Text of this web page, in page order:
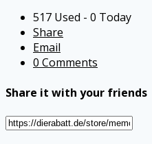
517 Used - 0 Today
Share
Email
0 Comments
Share it with your friends